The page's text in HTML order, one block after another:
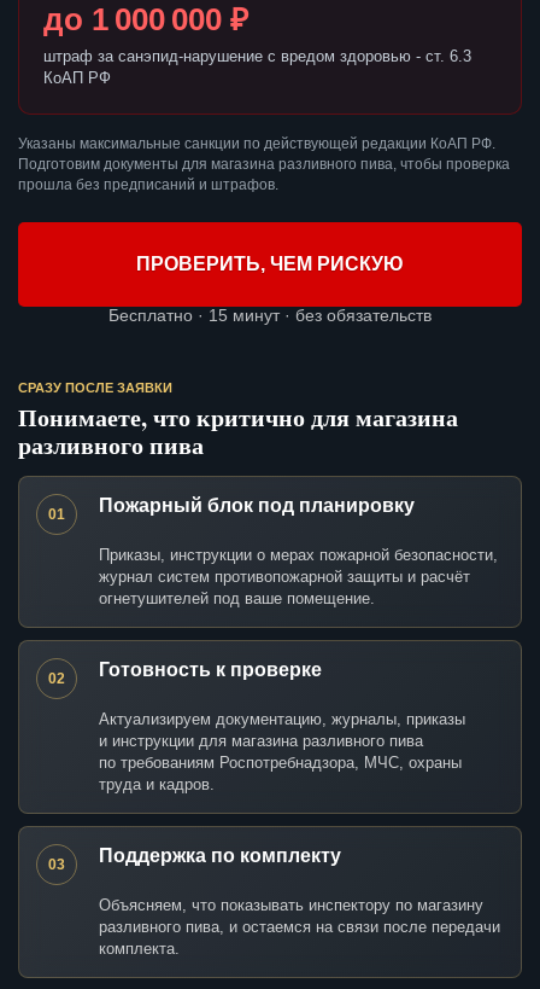
до 1 000 000 ₽
штраф за санэпид-нарушение с вредом здоровью - ст. 6.3
КоАП РФ
Указаны максимальные санкции по действующей редакции КоАП РФ.
Подготовим документы для магазина разливного пива, чтобы проверка
прошла без предписаний и штрафов.
ПРОВЕРИТЬ, ЧЕМ РИСКУЮ
Бесплатно · 15 минут · без обязательств
СРАЗУ ПОСЛЕ ЗАЯВКИ
Понимаете, что критично для магазина
разливного пива
01 Пожарный блок под планировку
Приказы, инструкции о мерах пожарной безопасности,
журнал систем противопожарной защиты и расчёт
огнетушителей под ваше помещение.
02 Готовность к проверке
Актуализируем документацию, журналы, приказы
и инструкции для магазина разливного пива
по требованиям Роспотребнадзора, МЧС, охраны
труда и кадров.
03 Поддержка по комплекту
Объясняем, что показывать инспектору по магазину
разливного пива, и остаемся на связи после передачи
комплекта.